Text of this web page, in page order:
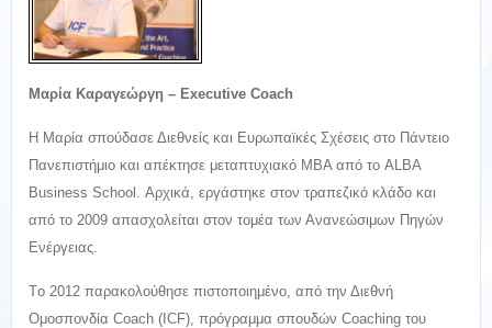
Μαρία Καραγεώργη – Executive Coach
H Μαρία σπούδασε Διεθνείς και Ευρωπαϊκές Σχέσεις στο Πάντειο
Πανεπιστήμιο και απέκτησε μεταπτυχιακό MBA από το ALBA
Business School. Αρχικά, εργάστηκε στον τραπεζικό κλάδο και
από το 2009 απασχολείται στον τομέα των Ανανεώσιμων Πηγών
Ενέργειας.
Tο 2012 παρακολούθησε πιστοποιημένο, από την Διεθνή
Ομοσπονδία Coach (ICF), πρόγραμμα σπουδών Coaching του